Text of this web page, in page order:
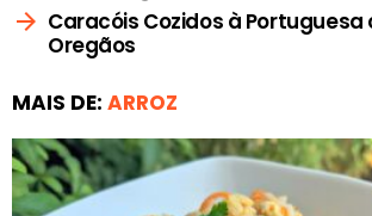
Caracóis Cozidos à Portuguesa
Oregãos
MAIS DE: ARROZ